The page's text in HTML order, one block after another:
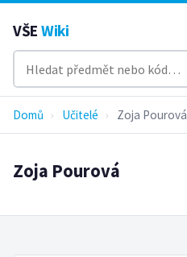
VŠE Wiki
Domů › Učitelé › Zoja Pourová
Zoja Pourová